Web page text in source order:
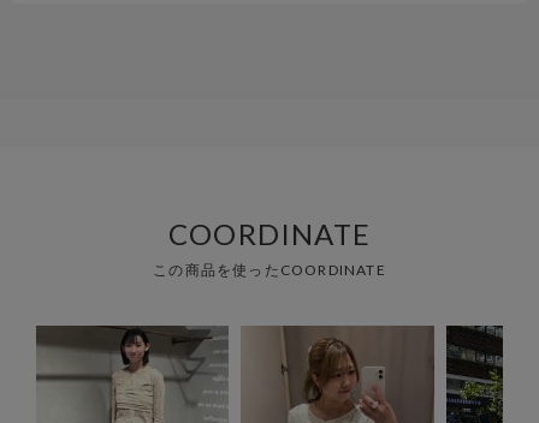
COORDINATE
この商品を使ったCOORDINATE